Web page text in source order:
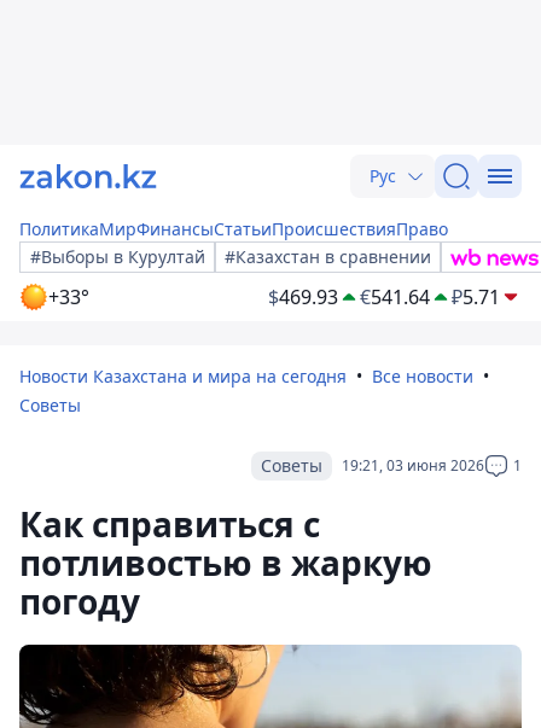
Рус
ПолитикаМирФинансыСтатьиПроисшествияПраво
#Выборы в Курултай
#Казахстан в сравнении
+33° $469.93 €541.64 ₽5.71
Новости Казахстана и мира на сегодня
Все новости
Советы
19:21, 03 июня 2026 1
Советы
Как справиться с
потливостью в жаркую
погоду